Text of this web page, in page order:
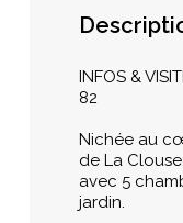
INFOS &
82
Nichée au
de La
avec 5
jardin.